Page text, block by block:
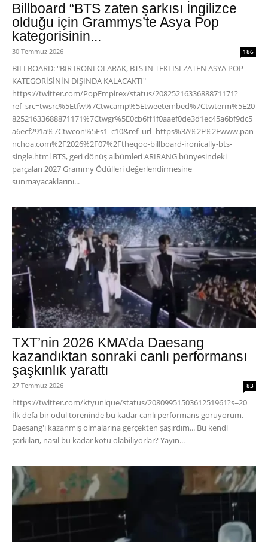
Billboard “BTS zaten şarkısı İngilizce
olduğu için Grammys’te Asya Pop
kategorisinin...
30 Temmuz 2026 186
BILLBOARD: "BİR İRONİ OLARAK, BTS'İN TEKLİSİ ZATEN ASYA POP
KATEGORİSİNİN DIŞINDA KALACAKTI"
https://twitter.com/PopEmpirex/status/2082521633688871171?
ref_src=twsrc%5Etfw%7Ctwcamp%5Etweetembed%7Ctwterm%5E20
82521633688871171%7Ctwgr%5E0cb6ff1f0aaef0de3d1ec45a6bf9dc5
a6ecf291a%7Ctwcon%5Es1_c10&ref_url=https%3A%2F%2Fwww.pan
nchoa.com%2F2026%2F07%2Ftheqoo-billboard-ironically-bts-
single.html BTS, geri dönüş albümleri ARIRANG bünyesindeki
parçaları 2027 Grammy Ödülleri değerlendirmesine
sunmayacaklarını...
TXT’nin 2026 KMA’da Daesang
kazandıktan sonraki canlı performansı
şaşkınlık yarattı
27 Temmuz 2026 83
https://twitter.com/ktyunique/status/2080995150361251961?s=20
İlk defa bir ödül töreninde bu kadar canlı performans görüyorum. -
Daesang'ı kazanmış olmalarına gerçekten şaşırdım... Bu kendi
şarkıları, nasıl bu kadar kötü olabiliyorlar? Yayın...